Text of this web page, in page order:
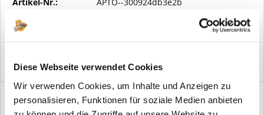
Diese Webseite verwendet Cookies
Wir verwenden Cookies, um Inhalte und Anzeigen zu
personalisieren, Funktionen für soziale Medien anbieten
Artikel-Nr.: APTO--300924db3e2b
Vorteile
Windfangelemente online am Bildschirm konfigurieren und